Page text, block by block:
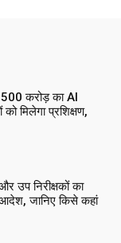
करोड़ का AI
मिलेगा प्रशिक्षण,
उप निरीक्षकों का
आदेश, जानिए किसे कहां